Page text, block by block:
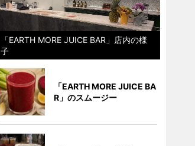
「EARTH MORE JUICE BAR」店内の様
子
「EARTH MORE JUICE BA
R」のスムージー